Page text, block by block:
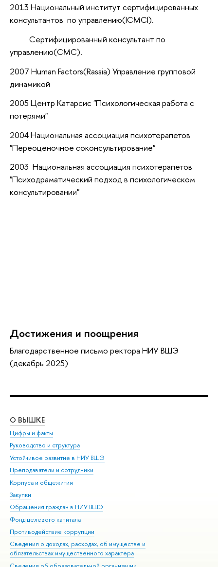
2013 Национальный институт сертифицированных
консультантов по управлению(ICMCI).
Сертифицированный консультант по
управлению(СМС).
2007 Нuman Factors(Rassia) Управление групповой
динамикой
2005 Центр Катарсис "Психологическая работа с
потерями"
2004 Национальная ассоциация психотерапетов
"Переоценочное соконсультирование"
2003 Национальная ассоциация психотерапетов
"Психодраматический подход в психологическом
консультировании"
Достижения и поощрения
Благодарственное письмо ректора НИУ ВШЭ
(декабрь 2025)
О ВЫШКЕ
Цифры и факты
Руководство и структура
Устойчивое развитие в НИУ ВШЭ
Преподаватели и сотрудники
Корпуса и общежития
Закупки
Обращения граждан в НИУ ВШЭ
Фонд целевого капитала
Противодействие коррупции
Сведения о доходах, расходах, об имуществе и
обязательствах имущественного характера